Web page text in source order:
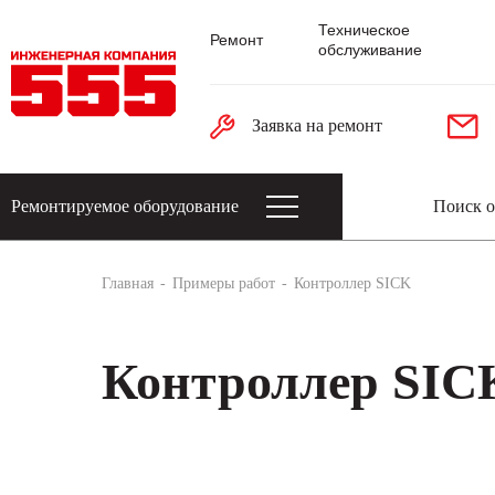
Ремонт
Техническое
обслуживание
Заявка на ремонт
Ремонтируемое оборудование
Главная Примеры работ Контроллер SICK
Контроллер